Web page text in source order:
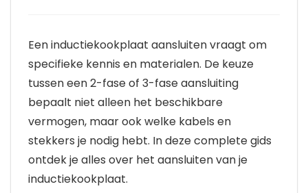
Een inductiekookplaat aansluiten vraagt om
specifieke kennis en materialen. De keuze
tussen een 2-fase of 3-fase aansluiting
bepaalt niet alleen het beschikbare
vermogen, maar ook welke kabels en
stekkers je nodig hebt. In deze complete gids
ontdek je alles over het aansluiten van je
inductiekookplaat.